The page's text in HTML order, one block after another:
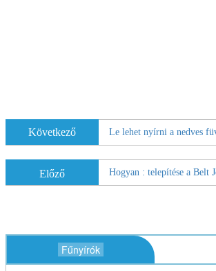
Következő
Előző
Fűnyírók